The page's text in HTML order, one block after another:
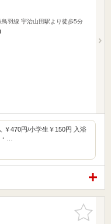
羽線 宇治山田駅より徒歩5分
￥470円/小学生￥150円 入浴
…
お気に入
りに追加